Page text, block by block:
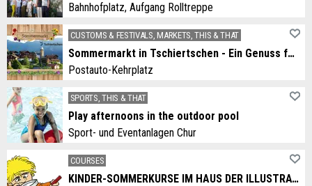
Bahnhofplatz, Aufgang Rolltreppe
CUSTOMS & FESTIVALS, MARKETS, THIS & THAT
Sommermarkt in Tschiertschen - Ein Genuss für alle Sinne
Postauto-Kehrplatz
SPORTS, THIS & THAT
Play afternoons in the outdoor pool
Sport- und Eventanlagen Chur
COURSES
KINDER-SOMMERKURSE IM HAUS DER ILLUSTRATION